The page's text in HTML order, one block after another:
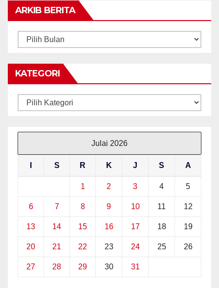
ARKIB BERITA
ARKIB
KATEGORI
Kategori
Julai 2026
S R K J S A
1 2 3 4 5
6 7 8 9 10 11 12
13 14 15 16 17 18 19
20 21 22 23 24 25 26
27 28 29 30 31